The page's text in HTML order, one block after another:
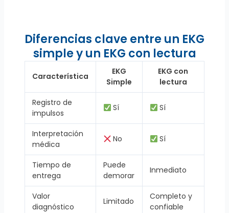
Diferencias clave entre un EKG
simple y un EKG con lectura
Característica
EKG
Simple
EKG con
lectura
Registro de
impulsos
Sí Sí
Interpretación
médica
No Sí
Tiempo de
entrega
Puede
demorar
Inmediato
Valor
diagnóstico
Limitado
Completo y
confiable